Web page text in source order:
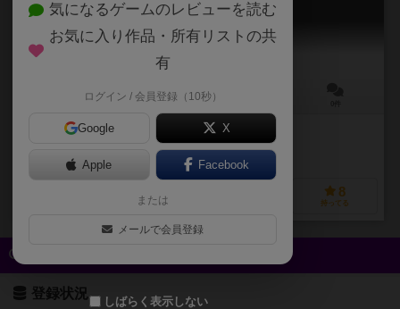
hyougemono
30～60分
作品説明文の編集者を募集中
経験あり
8
持ってる
登録状況
気になるゲームのレビューを読む
お気に入り作品・所有リストの共
有
ログイン / 会員登録（10秒）
Google X
Apple Facebook
または
メールで会員登録
しばらく表示しない